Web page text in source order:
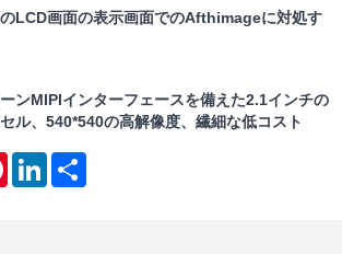
LCD画面の表示画面でのAfthimageに対処す
ンMIPIインターフェースを備えた2.1インチの
ル、540*540の高解像度、繊細な低コスト
PinterestLinkedIn